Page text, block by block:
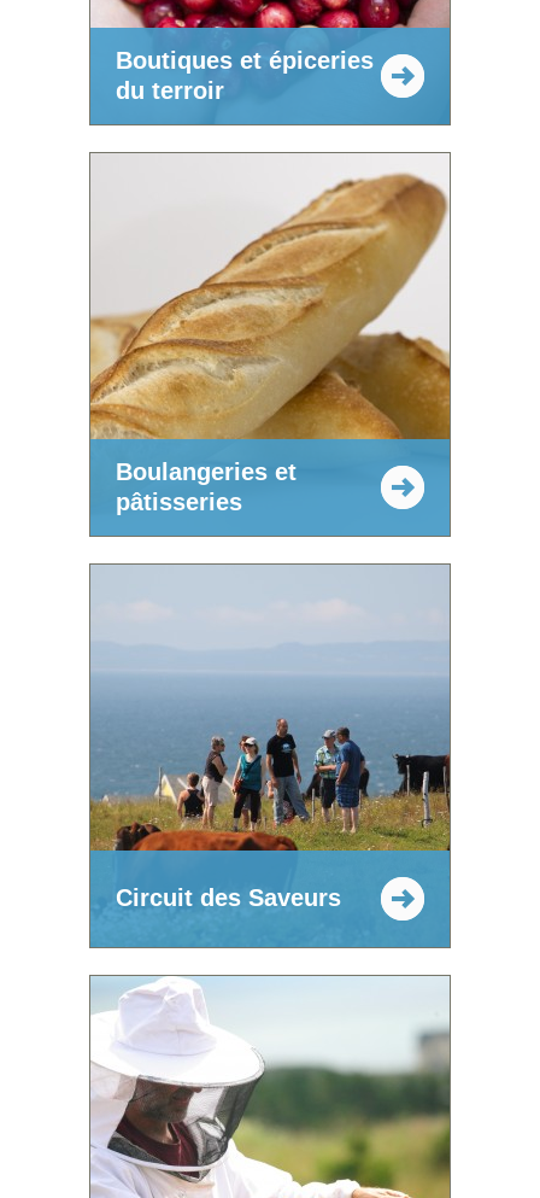
Boutiques et épiceries
du terroir
Boulangeries et
pâtisseries
Circuit des Saveurs